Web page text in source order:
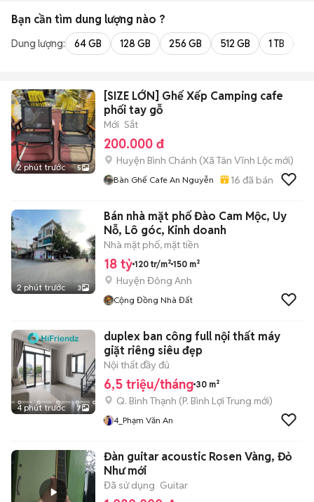
Bạn cần tìm dung lượng nào ?
Dung lượng: 64 GB 128 GB 256 GB 512 GB 1 TB
2 phút trước 5
[SIZE LỚN] Ghế Xếp Camping cafe
phối tay gỗ
Mới Sắt
200.000 đ
Huyện Bình Chánh (Xã Tân Vĩnh Lộc mới)
Bàn Ghế Cafe An Nguyễn 16 đã bán
2 phút trước 3
Bán nhà mặt phố Đào Cam Mộc, Uy
Nỗ, Lô góc, Kinh doanh
Nhà mặt phố, mặt tiền
18 tỷ 120 tr/m² 150 m²
Huyện Đông Anh
Cộng Đồng Nhà Đất
4 phút trước 7
duplex ban công full nội thất máy
giặt riêng siêu đẹp
Nội thất đầy đủ
6,5 triệu/tháng 30 m²
Q. Bình Thạnh (P. Bình Lợi Trung mới)
4_Phạm Văn An
Đàn guitar acoustic Rosen Vàng, Đỏ
Như mới
Đã sử dụng Guitar